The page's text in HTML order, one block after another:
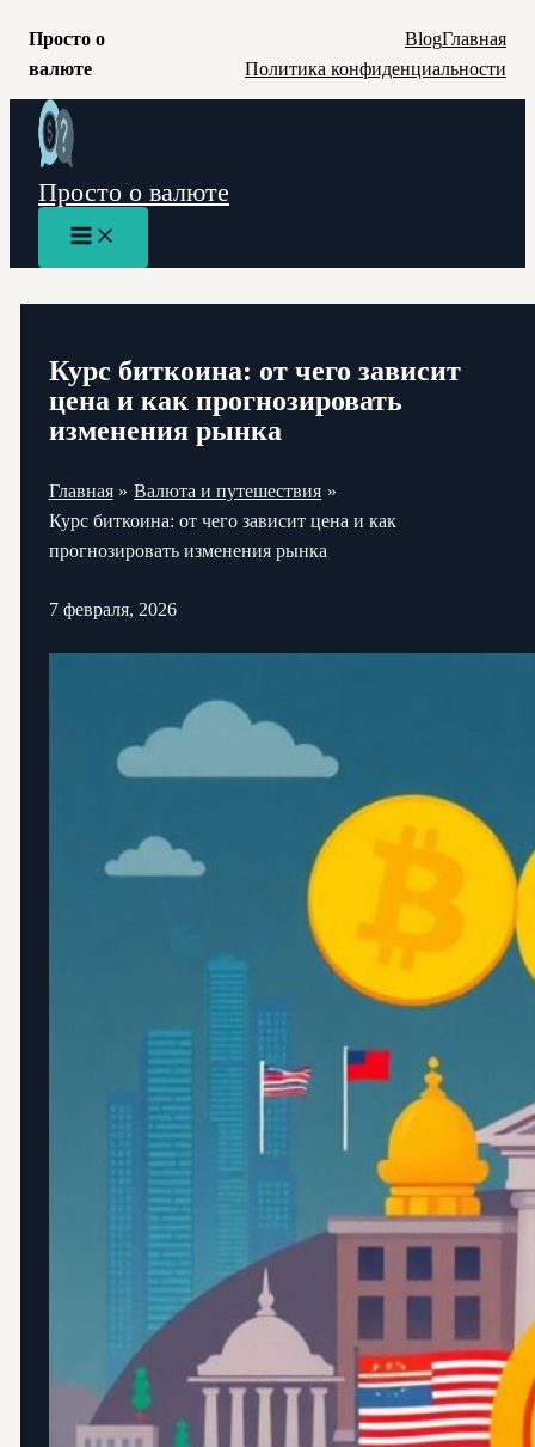
Просто о
валюте
BlogГлавная
Политика конфиденциальности
Перейти
содержимому
Просто о валюте
Main
Menu
Курс биткоина: от чего зависит
цена и как прогнозировать
изменения рынка
Главная
Валюта и путешествия
Курс биткоина: от чего зависит цена и как
прогнозировать изменения рынка
7 февраля, 2026